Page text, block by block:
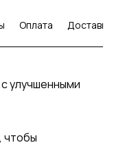
Оплата Доставка
улучшенными
чтобы